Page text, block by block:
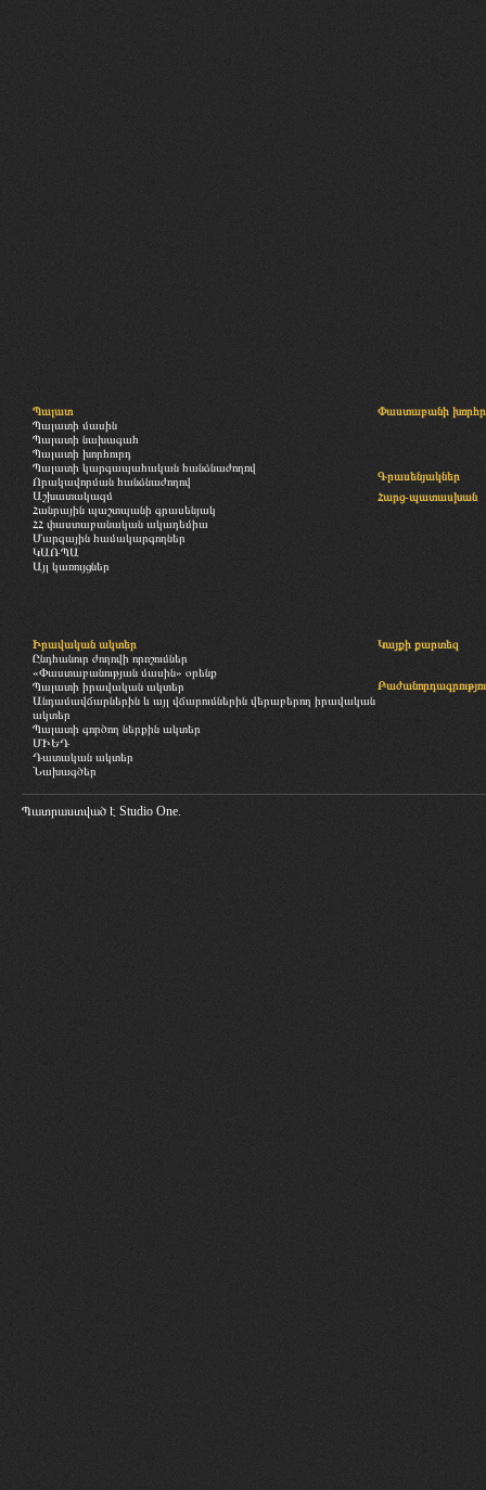
Պալատ
Պալատի մասին
Պալատի նախագահ
Պալատի խորհուրդ
Պալատի կարգապահական հանձնաժողով
Որակավորման հանձնաժողով
Աշխատակազմ
Հանրային պաշտպանի գրասենյակ
ՀՀ փաստաբանական ակադեմիա
Մարզային համակարգողներ
ԿԱՌՊԱ
Այլ կառույցներ
Փաստաբանի
Գրասենյակներ
Հարց-պատասխան
Իրավական ակտեր
Ընդհանուր ժողովի որոշումներ
«Փաստաբանության մասին» օրենք
Պալատի իրավական ակտեր
Անդամավճարներին և այլ վճարումներին վերաբերող իրավական
ակտեր
Պալատի գործող ներքին ակտեր
ՄԻԵԴ
Դատական ակտեր
Նախագծեր
Կայքի քարտեզ
Պատրաստված է Studio One.